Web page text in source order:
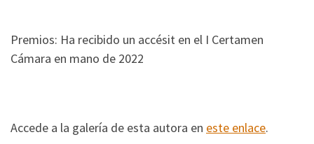
Premios: Ha recibido un accésit en el I Certamen
Cámara en mano de 2022
Accede a la galería de esta autora en este enlace.